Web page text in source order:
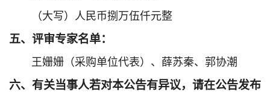
（大写）人民币捌万伍仟元整
五、评审专家名单：
王姗姗（采购单位代表）、薛苏秦、郭协潮
六、有关当事人若对本公告有异议，请在公告发布